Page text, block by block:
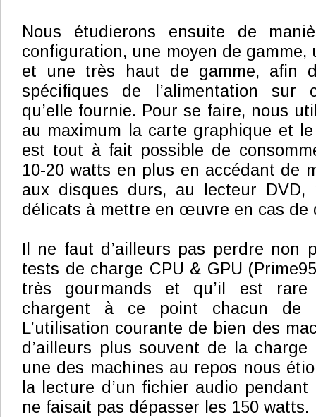
Nous étudierons ensuite de
configuration, une moyen de gamme,
et une très haut de gamme, afin
spécifiques de l’alimentation sur
qu’elle fournie. Pour se faire, nous
au maximum la carte graphique et
est tout à fait possible de
10-20 watts en plus en accédant de
aux disques durs, au lecteur
délicats à mettre en œuvre en cas de
Il ne faut d’ailleurs pas perdre non
tests de charge CPU & GPU
très gourmands et qu’il est
chargent à ce point chacun de
L’utilisation courante de bien des
d’ailleurs plus souvent de la
une des machines au repos nous
la lecture d’un fichier audio
ne faisait pas dépasser les 150 watts.